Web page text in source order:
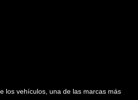
los vehículos, una de las marcas más